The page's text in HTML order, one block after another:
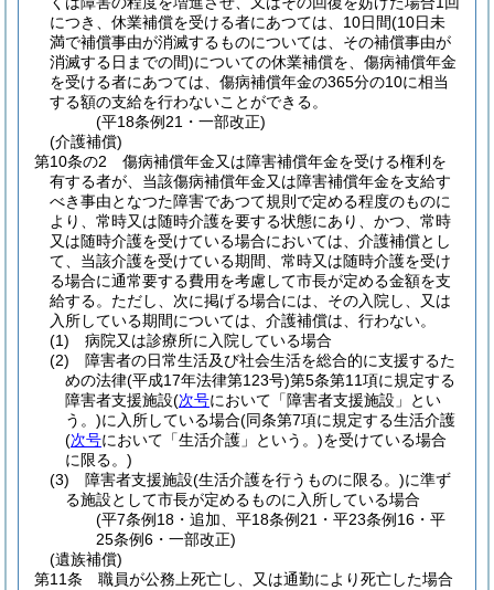
につき、休業補償を受ける者にあつては、10日間(10日未
満で補償事由が消滅するものについては、その補償事由が
消滅する日までの間)についての休業補償を、傷病補償年金
を受ける者にあつては、傷病補償年金の365分の10に相当
する額の支給を行わないことができる。
(平18条例21・一部改正)
(介護補償)
第10条の2
傷病補償年金又は障害補償年金を受ける権利を
有する者が、当該傷病補償年金又は障害補償年金を支給す
べき事由となつた障害であつて規則で定める程度のものに
より、常時又は随時介護を要する状態にあり、かつ、常時
又は随時介護を受けている場合においては、介護補償とし
て、当該介護を受けている期間、常時又は随時介護を受け
る場合に通常要する費用を考慮して市長が定める金額を支
給する。 ただし、次に掲げる場合には、その入院し、又は
入所している期間については、介護補償は、行わない。
(1)
病院又は診療所に入院している場合
(2)
障害者の日常生活及び社会生活を総合的に支援するた
めの法律(平成17年法律第123号)第5条第11項に規定する
障害者支援施設(次号において「障害者支援施設」とい
う。)に入所している場合(同条第7項に規定する生活介護
(次号において「生活介護」という。)を受けている場合
に限る。)
(3)
障害者支援施設(生活介護を行うものに限る。)に準ず
る施設として市長が定めるものに入所している場合
(平7条例18・追加、平18条例21・平23条例16・平
25条例6・一部改正)
(遺族補償)
第11条
職員が公務上死亡し、又は通勤により死亡した場合